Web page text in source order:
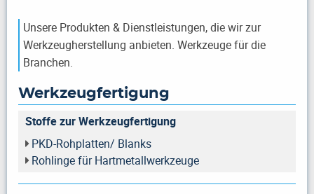
Unsere Produkten & Dienstleistungen, die wir zur
Werkzeugherstellung anbieten. Werkzeuge für die
Branchen.
Werkzeugfertigung
Stoffe zur Werkzeugfertigung
PKD-Rohplatten/ Blanks
Rohlinge für Hartmetallwerkzeuge